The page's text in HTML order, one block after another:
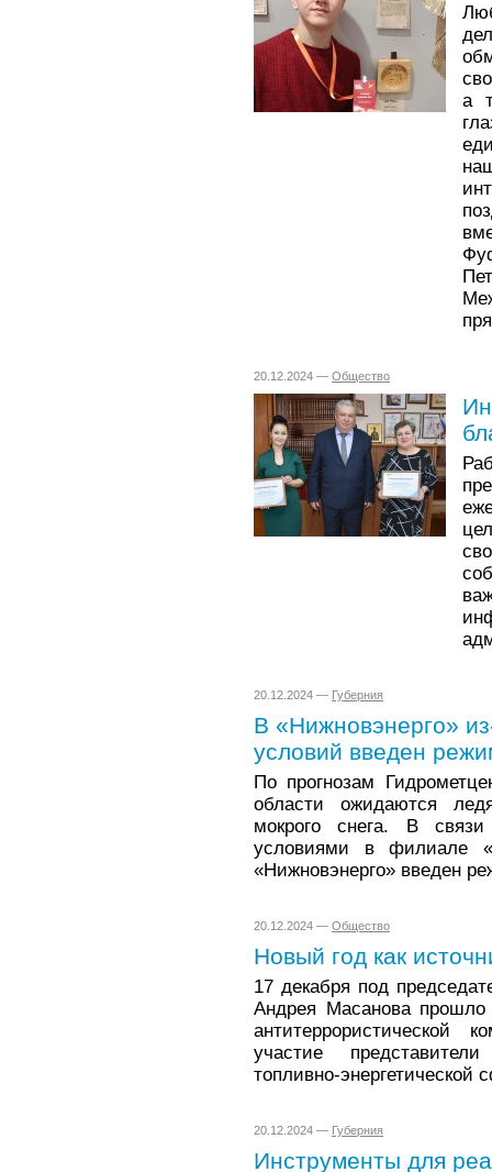
а
20.12.2024 — Общество
20.12.2024 — Губерния
В «Нижновэнерго»
условий введен
По прогнозам
области ожидаются
мокрого снега. В
условиями в филиале
«Нижновэнерго» введен
20.12.2024 — Общество
Новый год как
17 декабря под
Андрея Масанова прошло
участие
топливно-энергетической
20.12.2024 — Губерния
Инструменты для